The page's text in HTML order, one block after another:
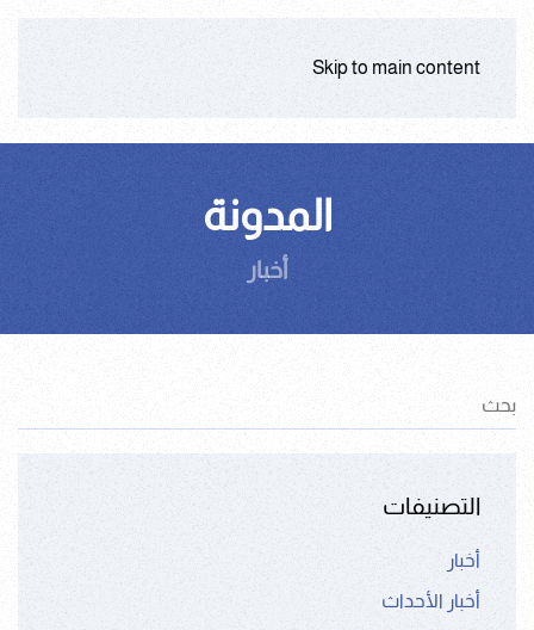
Skip to main content
المدونة
أخبار
التصنيفات
أخبار
أخبار الأحداث